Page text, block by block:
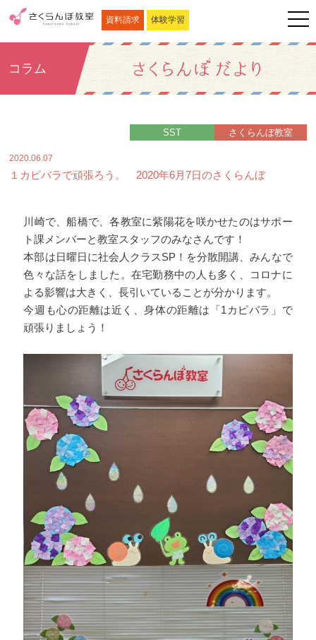
資料請求 体験学習
コラム
さくらんぼ教室
SST
2020.06.07
１カピバラで頑張ろう。 2020年6月7日のさくらんぼ
川崎で、船橋で、各教室に紫陽花を咲かせたのはサポー
ト課メンバーと教室スタッフのみなさんです！
本部は日曜日に社会人クラスSP！を分散開講、みんなで
色々な話をしました。在宅勤務中の人も多く、コロナに
よる影響は大きく、長引いていることが分かります。
今週も心の距離は近く、身体の距離は「1カピバラ」で
頑張りましょう！